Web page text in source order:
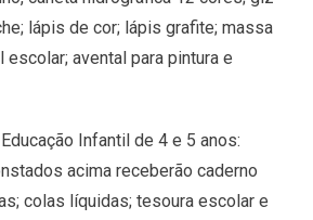
lápis de cor; lápis grafite; massa
escolar; avental para pintura e
Infantil de 4 e 5 anos:
acima receberão caderno
colas líquidas; tesoura escolar e